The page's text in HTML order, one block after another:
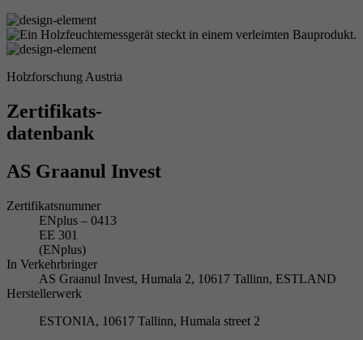
Holzforschung Austria
Zertifikats-
datenbank
AS Graanul Invest
Zertifikatsnummer
ENplus – 0413
EE 301
(ENplus)
In Verkehrbringer
AS Graanul Invest, Humala 2, 10617 Tallinn, ESTLAND
Herstellerwerk
ESTONIA, 10617 Tallinn, Humala street 2